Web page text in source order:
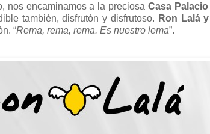
nos encaminamos a la preciosa Casa
también, disfrutón y disfrutoso. Ron Lalá
“Rema, rema, rema. Es nuestro lema”.